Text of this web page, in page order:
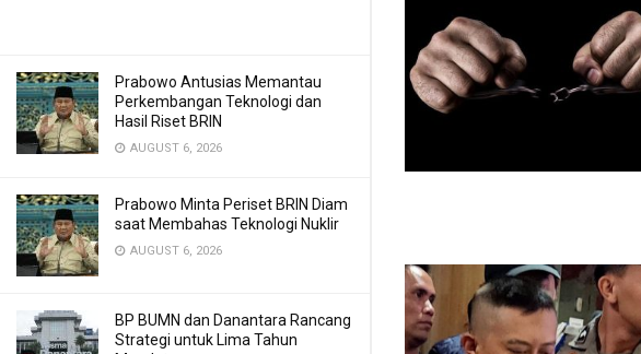
Prabowo Antusias Memantau
Perkembangan Teknologi dan
Hasil Riset BRIN
AUGUST 6, 2026
Prabowo Minta Periset BRIN Diam
saat Membahas Teknologi Nuklir
AUGUST 6, 2026
BP BUMN dan Danantara Rancang
Strategi untuk Lima Tahun